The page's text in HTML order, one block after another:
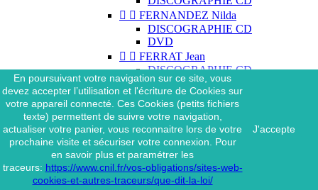
  FERNANDEZ Nilda
DISCOGRAPHIE CD
DVD
  FERRAT Jean
DISCOGRAPHIE CD
DISCOGRAPHIE 45 TOURS
DISCOGRAPHIE 33 TOURS
DVD
MAGAZINE
  FERRAT Jean & SES
INTERPRÈTES
DISCOGRAPHIE CD
  FERRÉ Léo
En poursuivant votre navigation sur ce site, vous
devez accepter l’utilisation et l'écriture de Cookies sur
votre appareil connecté. Ces Cookies (petits fichiers
texte) permettent de suivre votre navigation,
actualiser votre panier, vous reconnaitre lors de votre
prochaine visite et sécuriser votre connexion. Pour
en savoir plus et paramétrer les
traceurs: https://www.cnil.fr/vos-obligations/sites-web-
cookies-et-autres-traceurs/que-dit-la-loi/
J'accepte